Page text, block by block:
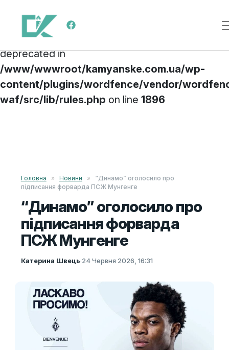
Deprecated
: preg_replace(): Passing null to
parameter #3 ($subject) of type array|string is
deprecated in
/www/wwwroot/kamyanske.com.ua/wp-
content/plugins/wordfence/vendor/
waf/src/lib/rules.php on line 1896
Main Navigation
Головна » Новини »
“Динамо” оголосило про
підписання форварда ПСЖ Мунгенге
“Динамо” оголосило про
підписання форварда
ПСЖ Мунгенге
Катерина Швець·24 Червня 2026, 16:31